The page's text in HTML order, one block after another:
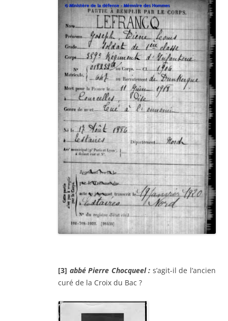
[3] abbé Pierre Chocqueel : s’agit-il de l’ancien
curé de la Croix du Bac ?